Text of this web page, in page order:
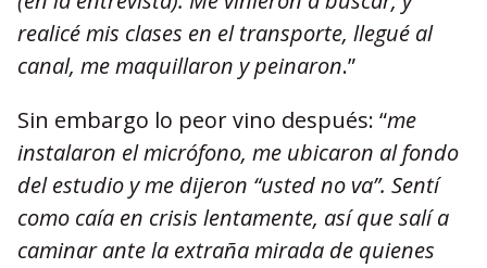
realicé mis clases en el transporte, llegué al
canal, me maquillaron y peinaron.”
Sin embargo lo peor vino después: “me
instalaron el micrófono, me ubicaron al fondo
del estudio y me dijeron “usted no va”. Sentí
como caía en crisis lentamente, así que salí a
caminar ante la extraña mirada de quienes